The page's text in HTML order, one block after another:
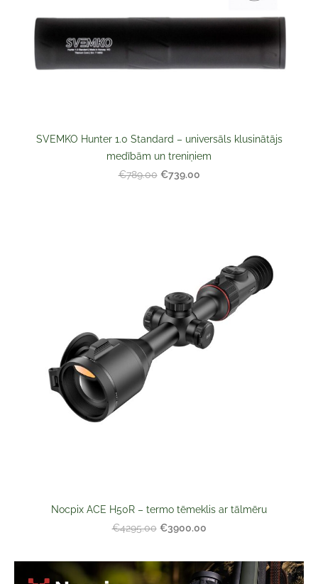
SVEMKO Hunter 1.0 Standard – universāls klusinātājs
medībām un treniņiem
€789.00 €739.00
Nocpix ACE H50R – termo tēmeklis ar tālmēru
€4295.00 €3900.00